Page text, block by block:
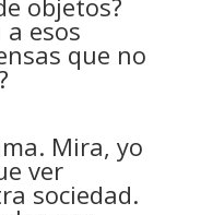
esos
que no
Mira, yo
ver
sociedad.